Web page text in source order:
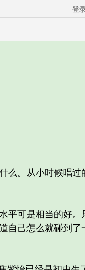
登
。从小时候唱过
可是相当的好。
自己怎么就碰到了